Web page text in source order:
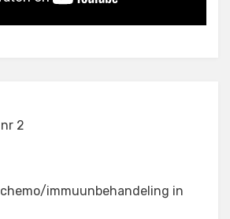
2
immuunbehandeling in